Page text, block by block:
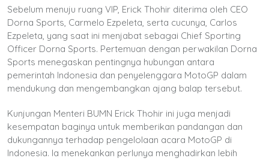
Sebelum menuju ruang VIP, Erick Thohir diterima oleh CEO
Dorna Sports, Carmelo Ezpeleta, serta cucunya, Carlos
Ezpeleta, yang saat ini menjabat sebagai Chief Sporting
Officer Dorna Sports. Pertemuan dengan perwakilan Dorna
Sports menegaskan pentingnya hubungan antara
pemerintah Indonesia dan penyelenggara MotoGP dalam
mendukung dan mengembangkan ajang balap tersebut.
Kunjungan Menteri BUMN Erick Thohir ini juga menjadi
kesempatan baginya untuk memberikan pandangan dan
dukungannya terhadap pengelolaan acara MotoGP di
Indonesia. Ia menekankan perlunya menghadirkan lebih